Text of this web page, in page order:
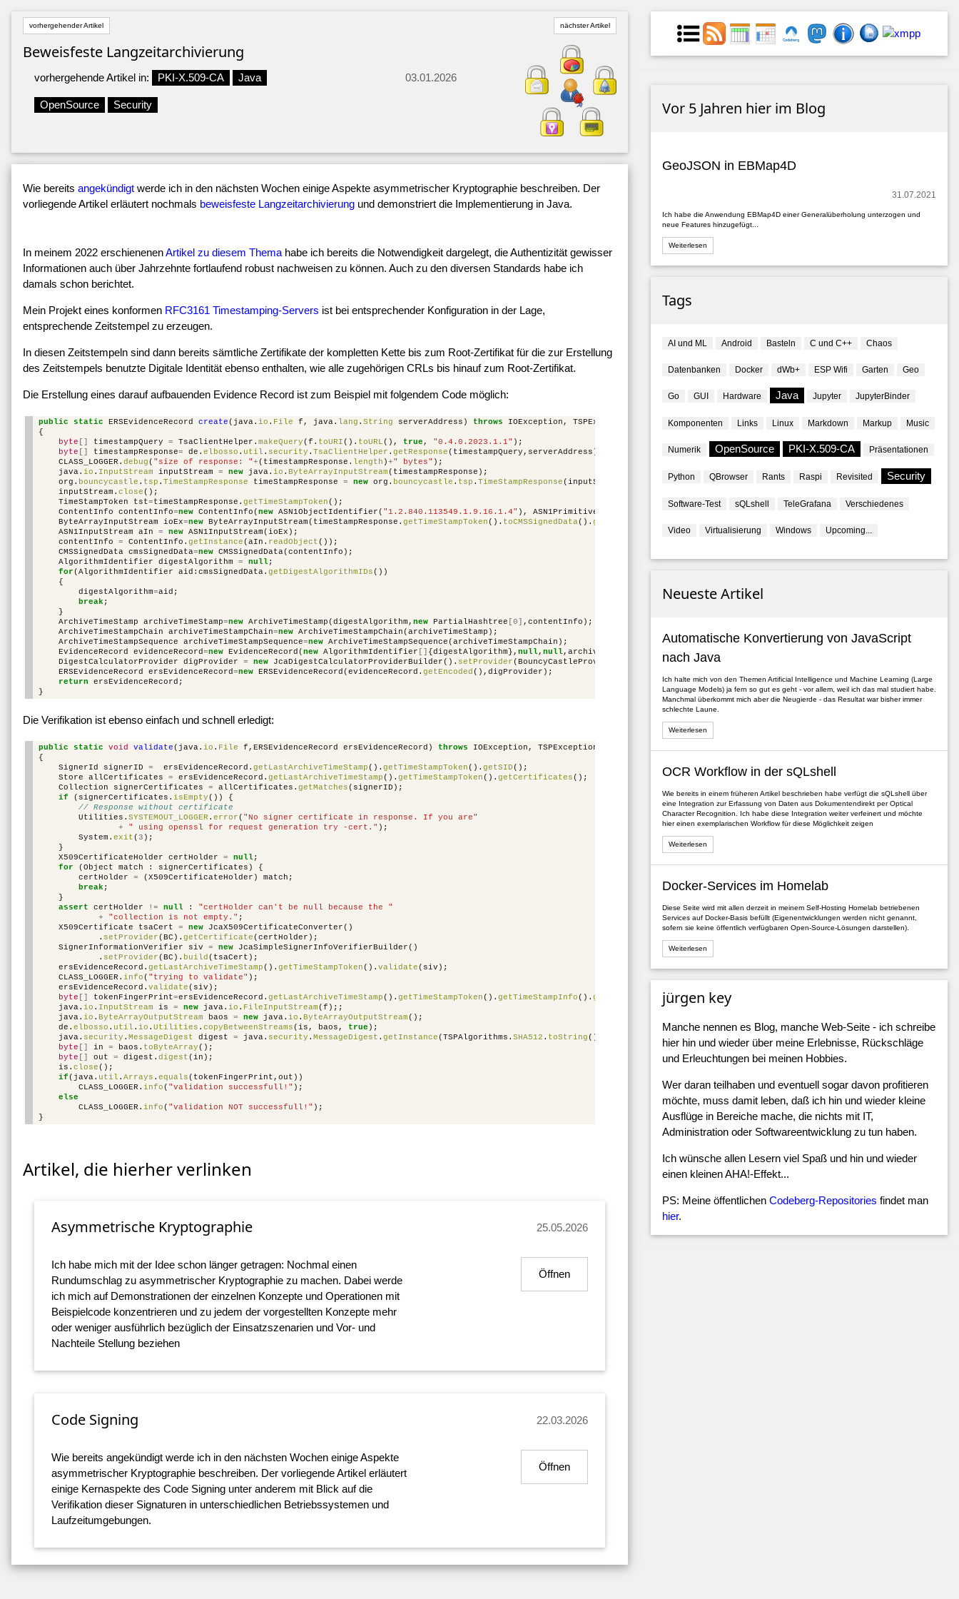
vorhergehender Artikel nächster Artikel
Beweisfeste Langzeitarchivierung
vorhergehende Artikel in: PKI-X.509-CA Java
OpenSource Security
03.01.2026
Wie bereits angekündigt werde ich in den nächsten Wochen einige Aspekte asymmetrischer Kryptographie beschreiben. Der
vorliegende Artikel erläutert nochmals beweisfeste Langzeitarchivierung und demonstriert die Implementierung in Java.
In meinem 2022 erschienenenArtikel zu diesem Thema habe ich bereits die Notwendigkeit dargelegt, die Authentizität gewisser
Informationen auch über Jahrzehnte fortlaufend robust nachweisen zu können. Auch zu den diversen Standards habe ich
damals schon berichtet.
Mein Projekt eines konformen RFC3161 Timestamping-Servers ist bei entsprechender Konfiguration in der Lage,
entsprechende Zeitstempel zu erzeugen.
In diesen Zeitstempeln sind dann bereits sämtliche Zertifikate der kompletten Kette bis zum Root-Zertifikat für die zur Erstellung
des Zeitstempels benutzte Digitale Identität ebenso enthalten, wie alle zugehörigen CRLs bis hinauf zum Root-Zertifikat.
Die Erstellung eines darauf aufbauenden Evidence Record ist zum Beispiel mit folgendem Code möglich:
public static ERSEvidenceRecord create( java. io . File f , java. lang . String serverAddress ) throws IOException , TSPException CMSException, ERSException , OperatorCreationException,
{
byte [] timestampQuery = TsaClientHelper . makeQuery(f . toURI(). toURL(), true , "0.4.0.2023.1.1" );
byte [] timestampResponse= de . elbosso . util . security . TsaClientHelper . getResponse( timestampQuery , serverAddress );
CLASS_LOGGER . debug( "size of response: "+( timestampResponse . length )+" bytes" );
java. io . InputStream inputStream = new java. io . ByteArrayInputStream( timestampResponse );
org . bouncycastle . tsp . TimeStampResponse timeStampResponse = new org . bouncycastle . tsp . TimeStampResponse(inputStream
inputStream . close();
TimeStampToken
tst=timeStampResponse . getTimeStampToken();
ContentInfo
contentInfo=new ContentInfo(new ASN1ObjectIdentifier( "1.2.840.113549.1.9.16.1.4" ), ASN1Primitive
ByteArrayInputStream
ioEx=new ByteArrayInputStream( timeStampResponse . getTimeStampToken(). toCMSSignedData(). getEncoded
ASN1InputStream
aIn = new ASN1InputStream(ioEx );
contentInfo
= ContentInfo . getInstance(aIn . readObject());
CMSSignedData cmsSignedData=new CMSSignedData(contentInfo );
AlgorithmIdentifier
digestAlgorithm = null;
for(AlgorithmIdentifier aid : cmsSignedData. getDigestAlgorithmIDs())
{
digestAlgorithm=aid ;
break ;
}
ArchiveTimeStamp
archiveTimeStamp=new ArchiveTimeStamp(digestAlgorithm , new PartialHashtree [0] , contentInfo );
ArchiveTimeStampChain
archiveTimeStampChain=new ArchiveTimeStampChain(archiveTimeStamp );
ArchiveTimeStampSequence
archiveTimeStampSequence=new ArchiveTimeStampSequence(archiveTimeStampChain );
EvidenceRecord
evidenceRecord=new EvidenceRecord (new AlgorithmIdentifier [] {digestAlgorithm}, null, null, archiveTimeStampSequence
);
DigestCalculatorProvider
digProvider = new JcaDigestCalculatorProviderBuilder(). setProvider(BouncyCastleProvider PROVIDER_NAME ).build
ERSEvidenceRecord
ersEvidenceRecord=new ERSEvidenceRecord (evidenceRecord . getEncoded (), digProvider );
return
ersEvidenceRecord ;
}
Die Verifikation ist ebenso einfach und schnell erledigt:
public static void validate( java. io . File f , ERSEvidenceRecord ersEvidenceRecord ) throws IOException , TSPException
{
SignerId
signerID = ersEvidenceRecord . getLastArchiveTimeStamp(). getTimeStampToken(). getSID();
Store
allCertificates = ersEvidenceRecord . getLastArchiveTimeStamp(). getTimeStampToken(). getCertificates();
Collection
signerCertificates = allCertificates . getMatches( signerID );
if
( signerCertificates . isEmpty())
{
// Response without certificate
Utilities . SYSTEMOUT_LOGGER . error( "No signer certificate in response. If you are"
+
" using openssl for request generation try -cert." );
System . exit( 3 );
}
X509CertificateHolder
certHolder = null;
for
(Object match : signerCertificates )
{
certHolder
= (X509CertificateHolder ) match ;
break ;
}
assert
certHolder != null :
"certHolder can't be null because the "
+
"collection is not empty." ;
X509Certificate
tsaCert = new JcaX509CertificateConverter()
. setProvider(BC ). getCertificate(certHolder );
SignerInformationVerifier
siv = new JcaSimpleSignerInfoVerifierBuilder()
. setProvider(BC ). build ( tsaCert );
ersEvidenceRecord . getLastArchiveTimeStamp(). getTimeStampToken(). validate( siv );
CLASS_LOGGER . info( "trying to validate" );
ersEvidenceRecord . validate( siv );
byte [] tokenFingerPrint=ersEvidenceRecord . getLastArchiveTimeStamp(). getTimeStampToken(). getTimeStampInfo(). getMessageImprintDigest
();
java. io . InputStream is = new java. io . FileInputStream(f );;
java. io . ByteArrayOutputStream baos = new java. io . ByteArrayOutputStream();
de . elbosso . util . io . Utilities . copyBetweenStreams(is , baos , true );
java. security . MessageDigest digest = java. security . MessageDigest . getInstance(TSPAlgorithms . SHA512 . toString());
byte [] in = baos . toByteArray();
byte [] out = digest . digest(in );
is . close();
if( java. util . Arrays . equals( tokenFingerPrint , out ))
CLASS_LOGGER . info( "validation successfull!" );
else
CLASS_LOGGER . info( "validation NOT successfull!" );
}
Artikel, die hierher verlinken
Asymmetrische Kryptographie 25.05.2026
Ich habe mich mit der Idee schon länger getragen: Nochmal einen
Rundumschlag zu asymmetrischer Kryptographie zu machen. Dabei werde
ich mich auf Demonstrationen der einzelnen Konzepte und Operationen mit
Beispielcode konzentrieren und zu jedem der vorgestellten Konzepte mehr
oder weniger ausführlich bezüglich der Einsatzszenarien und Vor- und
Nachteile Stellung beziehen
Öffnen
Code Signing 22.03.2026
Wie bereits angekündigt werde ich in den nächsten Wochen einige Aspekte
asymmetrischer Kryptographie beschreiben. Der vorliegende Artikel erläutert
einige Kernaspekte des Code Signing unter anderem mit Blick auf die
Verifikation dieser Signaturen in unterschiedlichen Betriebssystemen und
Laufzeitumgebungen.
Öffnen
Vor 5 Jahren hier im Blog
GeoJSON in EBMap4D
31.07.2021
Ich habe die Anwendung EBMap4D einer Generalüberholung unterzogen und
neue Features hinzugefügt...
Weiterlesen
Tags
AI und ML Android Basteln C und C++ Chaos
Datenbanken Docker dWb+ ESP Wifi Garten Geo
Go GUI Hardware Java Jupyter JupyterBinder
Komponenten Links Linux Markdown Markup Music
Numerik OpenSource PKI-X.509-CA Präsentationen
Python QBrowser Rants Raspi Revisited Security
Software-Test sQLshell TeleGrafana Verschiedenes
Video Virtualisierung Windows Upcoming...
Neueste Artikel
Automatische Konvertierung von JavaScript
nach Java
Ich halte mich von den Themen Artificial Intelligence und Machine Learning (Large
Language Models) ja fern so gut es geht - vor allem, weil ich das mal studiert habe.
Manchmal überkommt mich aber die Neugierde - das Resultat war bisher immer
schlechte Laune.
Weiterlesen
OCR Workflow in der sQLshell
Wie bereits in einem früheren Artikel beschrieben habe verfügt die sQLshell über
eine Integration zur Erfassung von Daten aus Dokumentendirekt per Optical
Character Recognition. Ich habe diese Integration weiter verfeinert und möchte
hier einen exemplarischen Workflow für diese Möglichkeit zeigen
Weiterlesen
Docker-Services im Homelab
Diese Seite wird mit allen derzeit in meinem Self-Hosting Homelab betriebenen
Services auf Docker-Basis befüllt (Eigenentwicklungen werden nicht genannt,
sofern sie keine öffentlich verfügbaren Open-Source-Lösungen darstellen).
Weiterlesen
jürgen key
Manche nennen es Blog, manche Web-Seite - ich schreibe
hier hin und wieder über meine Erlebnisse, Rückschläge
und Erleuchtungen bei meinen Hobbies.
Wer daran teilhaben und eventuell sogar davon profitieren
möchte, muss damit leben, daß ich hin und wieder kleine
Ausflüge in Bereiche mache, die nichts mit IT,
Administration oder Softwareentwicklung zu tun haben.
Ich wünsche allen Lesern viel Spaß und hin und wieder
einen kleinen AHA!-Effekt...
PS: Meine öffentlichen Codeberg-Repositories findet man
hier.